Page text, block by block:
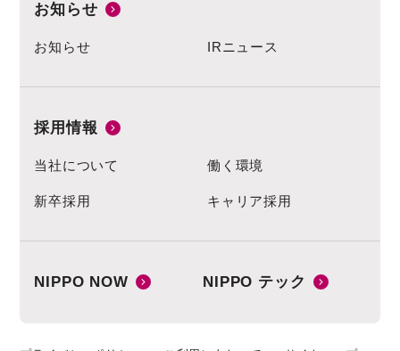
お知らせ
お知らせ IRニュース
採用情報
当社について 働く環境
新卒採用 キャリア採用
NIPPO NOW NIPPO テック